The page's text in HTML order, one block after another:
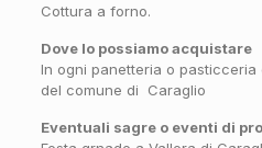
Cottura a forno.
Dove lo possiamo acquistare
In ogni panetteria o
del comune di Caraglio
Eventuali sagre o eventi di